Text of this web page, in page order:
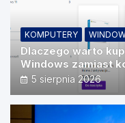
KOMPUTERY
Dlaczego warto
Windows zamiast
źródeł?
5 sierpnia 2026